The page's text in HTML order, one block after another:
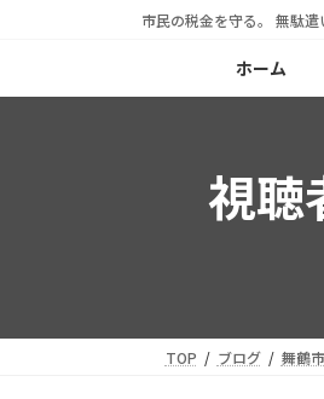
プ
動
市民の税金を守る。 無駄遣
ホーム
視聴
TOP ブログ 舞鶴